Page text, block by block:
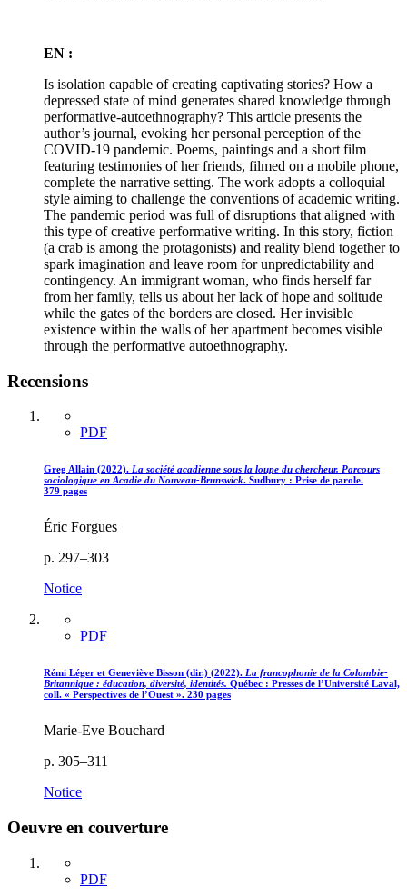
EN :
Is isolation capable of creating captivating stories? How a
depressed state of mind generates shared knowledge through
performative-autoethnography? This article presents the
author’s journal, evoking her personal perception of the
COVID-19 pandemic. Poems, paintings and a short film
featuring testimonies of her friends, filmed on a mobile phone,
complete the narrative setting. The work adopts a colloquial
style aiming to challenge the conventions of academic writing.
The pandemic period was full of disruptions that aligned with
this type of creative performative writing. In this story, fiction
(a crab is among the protagonists) and reality blend together to
spark imagination and leave room for unpredictability and
contingency. An immigrant woman, who finds herself far
from her family, tells us about her lack of hope and solitude
while the gates of the borders are closed. Her invisible
existence within the walls of her apartment becomes visible
through the performative autoethnography.
Recensions
PDF
Greg Allain (2022). La société acadienne sous la loupe du chercheur. Parcours
sociologique en Acadie du Nouveau‑Brunswick. Sudbury : Prise de parole.
379 pages
Éric Forgues
p. 297–303
Notice
PDF
Rémi Léger et Geneviève Bisson (dir.) (2022). La francophonie de la Colombie-
Britannique : éducation, diversité, identités. Québec : Presses de l’Université Laval,
coll. « Perspectives de l’Ouest ». 230 pages
Marie-Eve Bouchard
p. 305–311
Notice
Oeuvre en couverture
PDF